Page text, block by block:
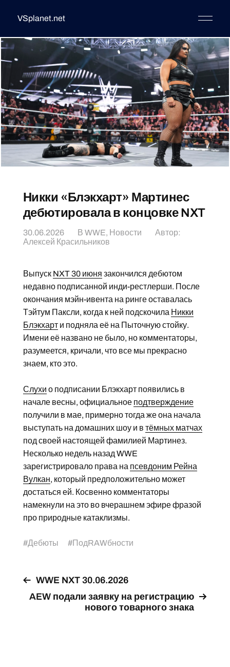
VSplanet.net
Никки «Блэкхарт» Мартинес
дебютировала в концовке NXT
30.06.2026 В WWE, Новости
Автор:
Алексей Красильников
Выпуск NXT 30 июня закончился дебютом
недавно подписанной инди-рестлерши. После
окончания мэйн-ивента на ринге оставалась
Тэйтум Паксли, когда к ней подскочила Никки
Блэкхарти подняла её на Пыточную стойку.
Имени её названо не было, но комментаторы,
разумеется, кричали, что все мы прекрасно
знаем, кто это.
Слухи о подписании Блэкхарт появились в
начале весны, официальное подтверждение
получили в мае, примерно тогда же она начала
выступать на домашних шоу и в тёмных матчах
под своей настоящей фамилией Мартинез.
Несколько недель назад WWE
зарегистрировало права на псевдоним Рейна
Вулкан, который предположительно может
достаться ей. Косвенно комментаторы
намекнули на это во вчерашнем эфире фразой
про природные катаклизмы.
#Дебюты #ПодRAWбности
WWE NXT 30.06.2026
AEW подали заявку на регистрацию
нового товарного знака